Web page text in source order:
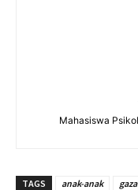
Mahasiswa
TAGS anak-anak gaza